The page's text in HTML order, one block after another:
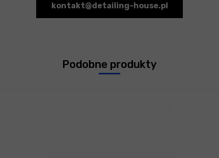
kontakt@detailing-house.pl
Podobne produkty